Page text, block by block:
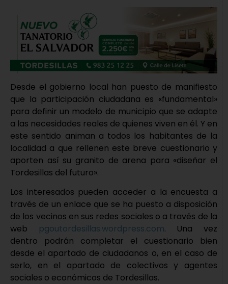
Desde el gobierno local han puesto de manifiesto
que la participación ciudadana es «fundamental»
para definir un modelo de municipio que se adapte
a las necesidades reales de quienes viven en él. Y en
este sentido animan a todos los habitantes de la
localidad a que rellenen este breve cuestionario y
aporten así su granito de arena para «diseñar el
Tordesillas del futuro».
Los interesados pueden acceder a la encuesta a
través de un enlace que se ha puesto a disposición
de los vecinos en sus redes sociales o a través de la
web
pgoutordesillas.wordpress.com. Una vez
dentro podrán completar el cuestionario bien
desde el apartado de ciudadanos o, en el caso de
serlo, en el apartado de colectivos y agentes
sociales o económicos de Tordesillas.